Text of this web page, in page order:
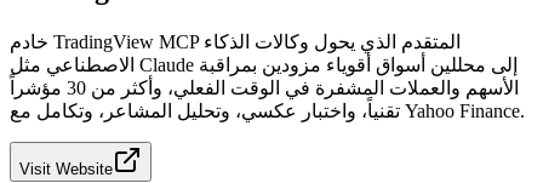
خادم TradingView MCP المتقدم الذي يحول وكالات الذكاء
الاصطناعي مثل Claude إلى محللين أسواق أقوياء مزودين بمراقبة
الأسهم والعملات المشفرة في الوقت الفعلي، وأكثر من 30 مؤشراً
تقنياً، واختبار عكسي، وتحليل المشاعر، وتكامل مع Yahoo Finance.
Visit Website